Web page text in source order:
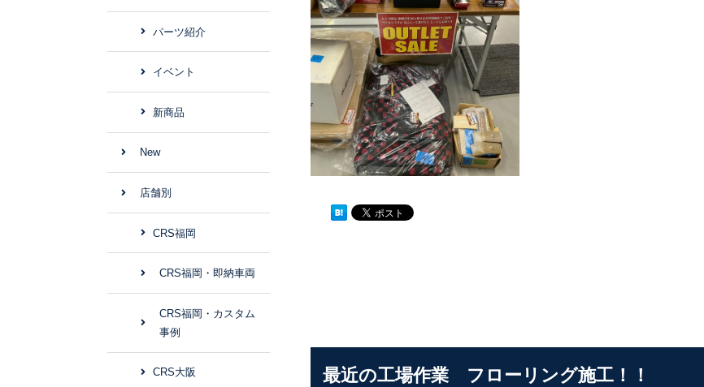
最近の工場作業 フローリング施工！！
パーツ紹介
イベント
新商品
New
店舗別
CRS福岡
CRS福岡・即納車両
CRS福岡・カスタム
事例
CRS大阪